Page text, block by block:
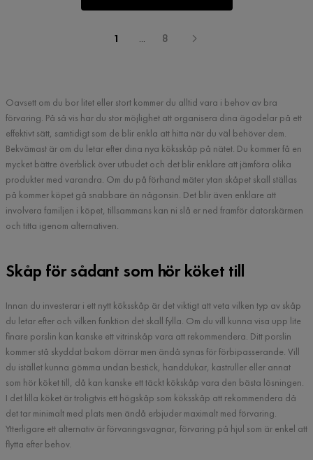
1 ... 8
Oavsett om du bor litet eller stort kommer du alltid vara i behov av bra
förvaring. På så vis har du stor möjlighet att organisera dina ägodelar på ett
effektivt sätt, samtidigt som de blir enkla att hitta när du väl behöver dem.
Bekvämast är om du letar efter dina nya köksskåp på nätet. Du kommer få en
mycket bättre överblick över utbudet och det blir enklare att jämföra olika
produkter med varandra. Om du på förhand mäter ytan skåpet skall ställas
på kommer köpet gå snabbare än någonsin. Det blir även enklare att
involvera familjen i köpet, tillsammans kan ni slå er ned framför datorskärmen
och titta igenom alternativen.
Skåp för sådant som hör köket till
Innan du investerar i ett nytt köksskåp är det viktigt att veta vilken typ av skåp
du letar efter och vilken funktion det skall fylla. Om du vill kunna visa upp lite
finare porslin kan kanske ett vitrinskåp vara att rekommendera. Ditt porslin
kommer stå skyddat bakom dörrar men ändå synas för förbipasserande. Vill
du istället kunna gömma undan bestick, handdukar, kastruller eller annat
som hör köket till, då kan kanske ett täckt kökskåp vara den bästa lösningen.
I det lilla köket är troligtvis ett högskåp som köksskåp att rekommendera då
det tar minimalt med plats men ändå erbjuder maximalt med förvaring.
Ytterligare ett alternativ är förvaringsvagnar, förvaring på hjul som är enkel att
flytta efter behov.